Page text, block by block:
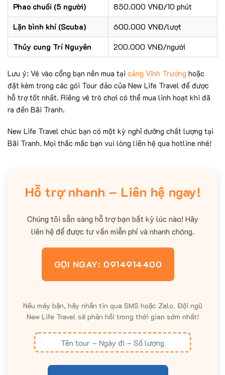
Phao chuối (5 người)
850.000 VNĐ/10 phút
Lặn bình khí (Scuba)
600.000 VNĐ/lượt
Thủy cung Trí Nguyên
200.000 VNĐ/người
Lưu ý: Vé vào cổng bạn nên mua tại cảng Vĩnh Trường hoặc
đặt kèm trong các gói Tour đảo của New Life Travel để được
hỗ trợ tốt nhất. Riêng vé trò chơi có thể mua linh hoạt khi đã
ra đến Bãi Tranh.
New Life Travel chúc bạn có một kỳ nghỉ dưỡng chất lượng tại
Bãi Tranh. Mọi thắc mắc bạn vui lòng liên hệ qua hotline nhé!
Hỗ trợ nhanh – Liên hệ ngay!
Chúng tôi sẵn sàng hỗ trợ bạn bất kỳ lúc nào! Hãy
liên hệ để được tư vấn miễn phí và nhanh chóng.
GỌI NGAY: 0914914400
Nếu máy bận, hãy nhắn tin qua SMS hoặc Zalo. Đội ngũ
New Life Travel sẽ phản hồi trong thời gian sớm nhất!